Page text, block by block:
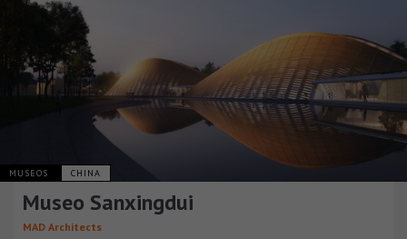
MUSEOS CHINA
Museo Sanxingdui
MAD Architects